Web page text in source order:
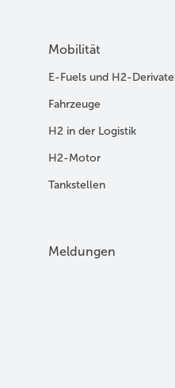
Mobilität
E-Fuels und H2-Derivate
Fahrzeuge
H2 in der Logistik
H2-Motor
Tankstellen
Meldungen